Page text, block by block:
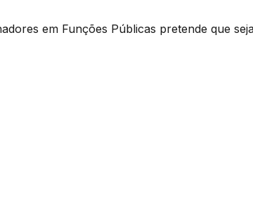
em Funções Públicas pretende que